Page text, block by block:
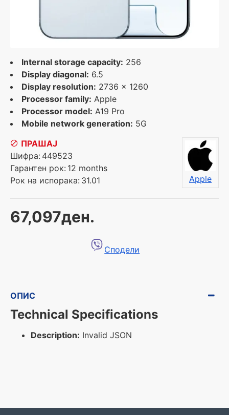
Internal storage capacity: 256
Display diagonal: 6.5
Display resolution: 2736 x 1260
Processor family: Apple
Processor model: A19 Pro
Mobile network generation: 5G
67,097ден.
ПРАШАЈ
Шифра: 449523
Гарантен рок: 12 months
Рок на испорака: 31.01 Apple
Сподели
ОПИС
Technical Specifications
Description: Invalid JSON